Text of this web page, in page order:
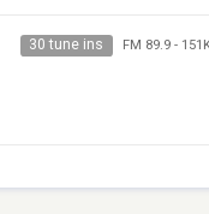
30 tune ins FM 89.9-